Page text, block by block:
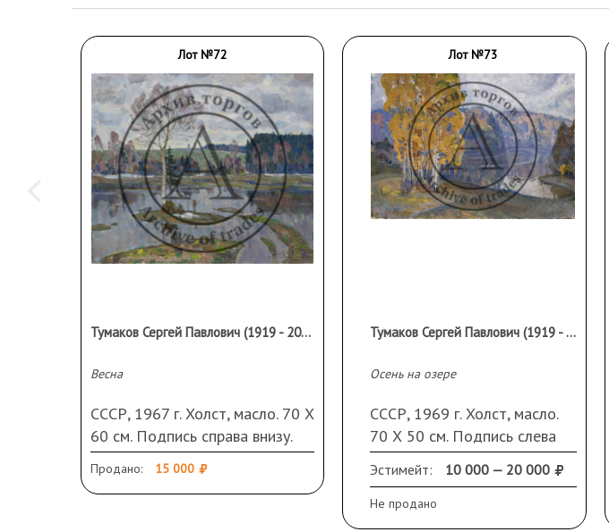
Лот №72
Тумаков Сергей Павлович (1919 - 2003 гг.)
Весна
СССР, 1967 г. Холст, масло. 70 Х
60 см. Подпись справа внизу.
Продано: 15 000
Лот №73
Тумаков Сергей Павлович (1919 - 2003 гг.)
Осень на озере
СССР, 1969 г. Холст, масло.
70 Х 50 см. Подпись слева
внизу.
Эстимейт: 10 000 — 20 000
Не продано